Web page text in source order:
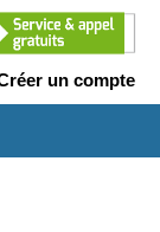
un compte